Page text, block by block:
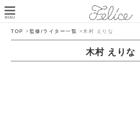
TOP >監修/ライター一覧 >木村 えりな
木村 えりな